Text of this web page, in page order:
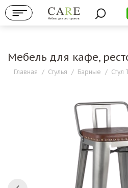
Мебель для ресторанов
Мебель для кафе,
Главная / Стулья / Барные / Стул